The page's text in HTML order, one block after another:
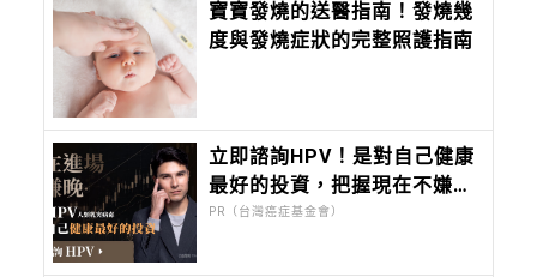
寶寶發燒的送醫指南！發燒幾
度與發燒症狀的完整照護指南
立即諮詢HPV！是對自己健康
最好的投資，把握現在不嫌
晚！
PR（台灣癌症基金會）